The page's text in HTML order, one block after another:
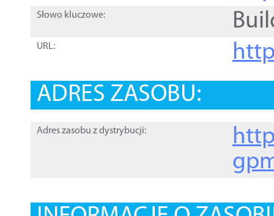
Słowo kluczowe:
URL:
ADRES ZASOBU:
Adres zasobu z dystrybucji: